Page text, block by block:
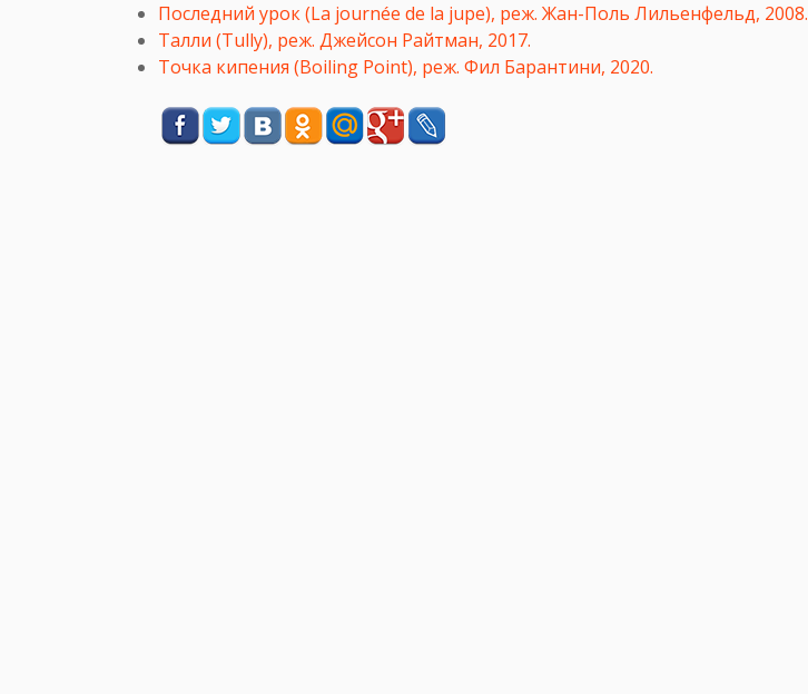
Последний урок (La journée de la jupe), реж. Жан-Поль Лильенфельд, 2008.
Талли (Tully), реж. Джейсон Райтман, 2017.
Точка кипения (Boiling Point), реж. Фил Барантини, 2020.